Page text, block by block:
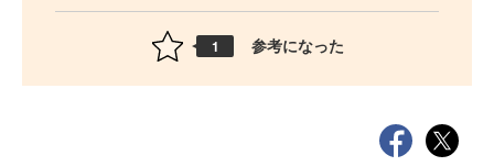
1 参考になった